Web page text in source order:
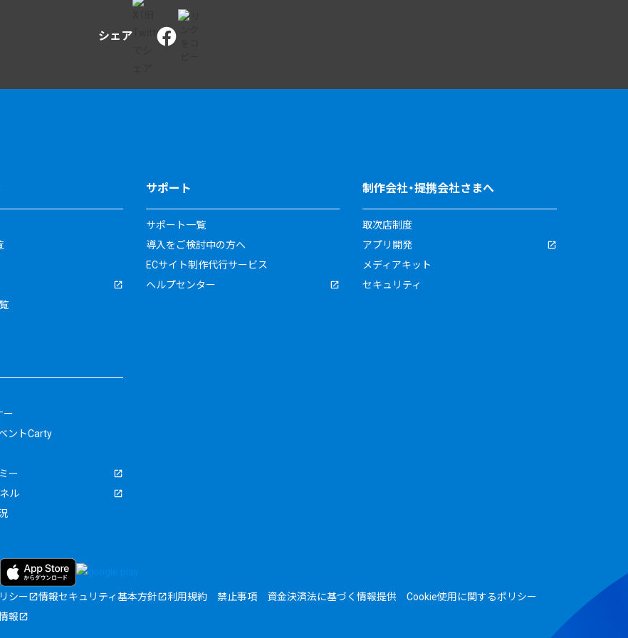
シェア
サポート
サポート一覧
導入をご検討中の方へ
ECサイト制作代行サービス
ヘルプセンター
制作会社・提携会社さまへ
取次店制度
アプリ開発
メディアキット
セキュリティ
ー
ントCarty
ー
ル
シー 情報セキュリティ基本方針 利用規約 禁止事項 資金決済法に基づく情報提供
Cookie使用に関するポリシー
報